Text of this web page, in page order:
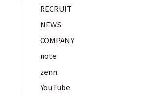
RECRUIT
NEWS
COMPANY
note
zenn
YouTube